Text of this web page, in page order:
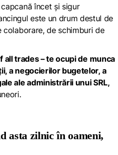
încet și sigur
este un drum destul de
de schimburi de
all trades– te ocupi de munca
a negocierilor bugetelor, a
ale administrării unui SRL,
asta zilnic în oameni,